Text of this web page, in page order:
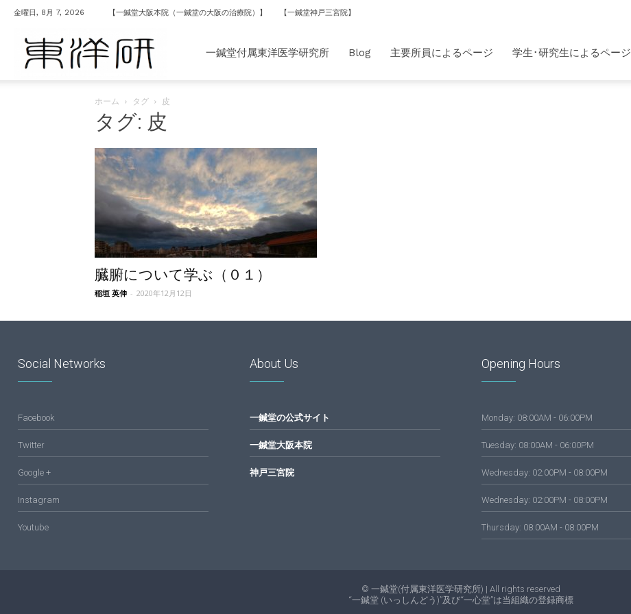
金曜日, 8月 7, 2026 【一鍼堂大阪本院（一鍼堂の大阪の治療院）】 【一鍼堂神戸三宮院】
鍼
付
属
一鍼堂付属東洋医学研究所 Blog 主要所員によるページ 学生･研究生によるページ
ホーム タグ 皮
タグ: 皮
臓腑について学ぶ（０１）
稲垣 英伸 - 2020年12月12日
Social Networks
Facebook
Twitter
Google +
Instagram
Youtube
About Us
一鍼堂の公式サイト
一鍼堂大阪本院
神戸三宮院
Opening Hours
Monday: 08:00AM - 06:00PM
Tuesday: 08:00AM - 06:00PM
Wednesday: 02:00PM - 08:00PM
Wednesday: 02:00PM - 08:00PM
Thursday: 08:00AM - 08:00PM
© 一鍼堂(付属東洋医学研究所) | All rights reserved
“一鍼堂 (いっしんどう)”及び“一心堂”は当組織の登録商標